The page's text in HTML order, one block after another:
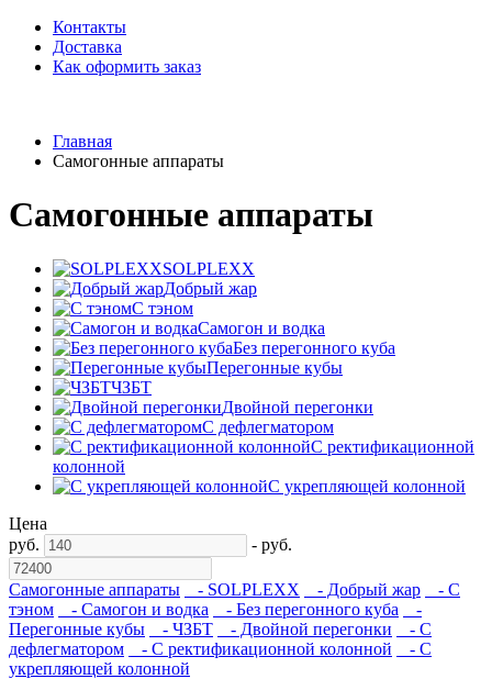
Контакты
Доставка
Как оформить заказ
Главная
Самогонные аппараты
Самогонные аппараты
SOLPLEXX
Добрый жар
С тэном
Самогон и водка
Без перегонного куба
Перегонные кубы
ЧЗБТ
Двойной перегонки
С дефлегматором
С ректификационной
колонной
С укрепляющей колонной
Цена
руб.
- руб.
Самогонные аппараты - SOLPLEXX - Добрый жар
- С
тэном
- Самогон и водка - Без перегонного куба
-
Перегонные кубы
- ЧЗБТ - Двойной перегонки
- С
дефлегматором
- С ректификационной колонной
- С
укрепляющей колонной